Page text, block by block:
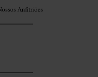
Anfitriões